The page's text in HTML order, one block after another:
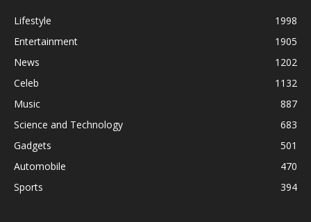
Lifestyle
1998
Entertainment
1905
News
1202
Celeb
1132
Music
887
Science and Technology
683
Gadgets
501
Automobile
470
Sports
394